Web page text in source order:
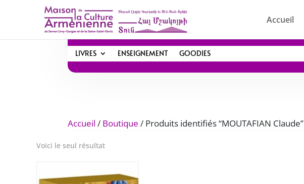
Accueil
LIVRES ENSEIGNEMENT GOODIES
Accueil / Boutique / Produits identifiés “MOUTAFIAN Claude”
Voici le seul résultat